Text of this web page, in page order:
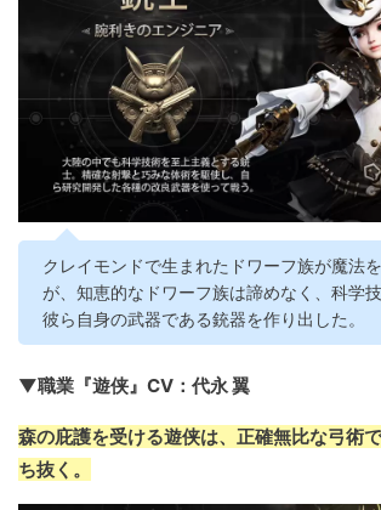
クレイモンドで生まれたドワーフ族が魔法
が、知恵的なドワーフ族は諦めなく、科学技
彼ら自身の武器である銃器を作り出した。
▼職業『遊侠』CV：代永 翼
森の庇護を受ける遊侠は、正確無比な弓術
ち抜く。